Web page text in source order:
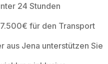
24 Stunden
für den Transport
aus Jena unterstützen Sie